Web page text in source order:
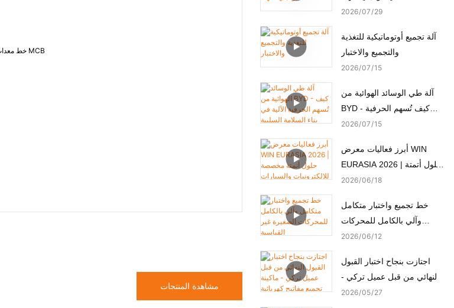
مشاهدة المنتجات
2026 07 29
آلة تجميع أوتوماتيكية للتغذية
والتجميع والاختبار
2026 07 15
آلة طي الوسائد الهوائية من
BYD - كيف تُسهم الحرفية
الآلية في بناء السلامة السلبية
2026 07 15
أبرز فعاليات معرض WIN
EURASIA 2026 | حلول أتمتة
مخصصة للإلكترونيات
والمحركات
2026 06 18
خط تجميع واختبار متكامل
وآلي بالكامل للمحركات
الصغيرة غير القياسية
2026 06 12
اجتازت بنجاح اختبار القبول
النهائي من قبل عميل تركي -
ماكينة تجميع مفاتيح كهربائية
2026 05 27